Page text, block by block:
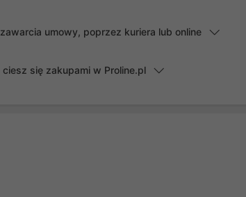
umowy, poprzez kuriera lub online
się zakupami w Proline.pl